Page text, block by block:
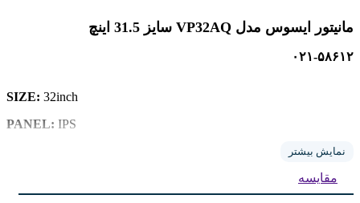
مانیتور ایسوس مدل VP32AQ سایز 31.5 اینچ
۰۲۱-۵۸۶۱۲
SIZE: 32inch
IPS
نمایش بیشتر
مقایسه